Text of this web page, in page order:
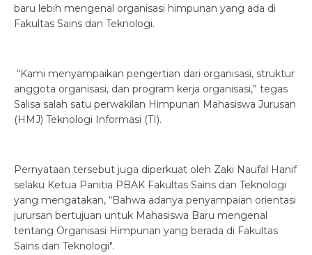
baru lebih mengenal organisasi himpunan yang ada di
Fakultas Sains dan Teknologi.
“Kami menyampaikan pengertian dari organisasi, struktur
anggota organisasi, dan program kerja organisasi,” tegas
Salisa salah satu perwakilan Himpunan Mahasiswa Jurusan
(HMJ) Teknologi Informasi (TI).
Pernyataan tersebut juga diperkuat oleh Zaki Naufal Hanif
selaku Ketua Panitia PBAK Fakultas Sains dan Teknologi
yang mengatakan, “Bahwa adanya penyampaian orientasi
jurursan bertujuan untuk Mahasiswa Baru mengenal
tentang Organisasi Himpunan yang berada di Fakultas
Sains dan Teknologi".